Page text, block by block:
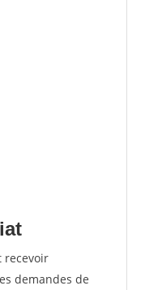
recevoir
demandes de